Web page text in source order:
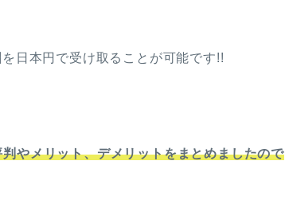
日本円で受け取ることが可能です!!
やメリット、デメリットをまとめましたので